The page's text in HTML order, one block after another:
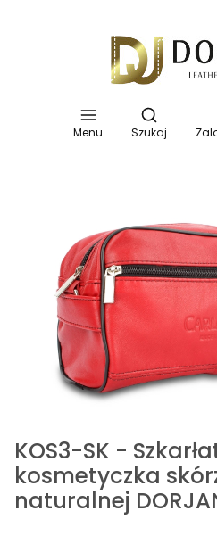
Menu
Otwórz
Szukaj
KOS3-SK -
kosmetyczka
naturalnej